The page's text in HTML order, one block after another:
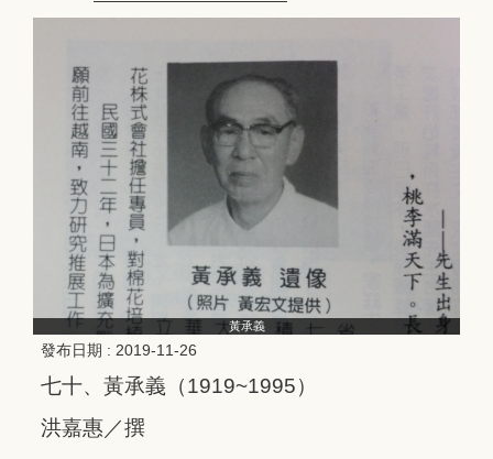
黃承義
發布日期 : 2019-11-26
七十、黃承義（1919~1995）
洪嘉惠／撰